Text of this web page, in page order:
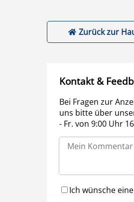
Zurück zur
Kontakt &
Bei Fragen zur
uns bitte über
- Fr. von 9:00 Uhr
Ich wünsche